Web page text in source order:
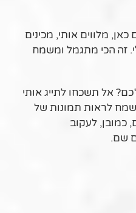
מלווים אותי, מכינים
זה הכי מתגמל ומשמח
אל תשכחו לתייג אותי
לראות תמונות של
כמובן, לעקוב
שם.